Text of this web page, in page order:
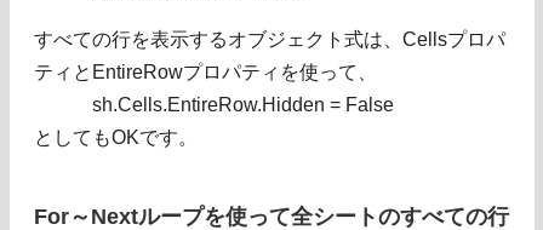
すべての行を表示するオブジェクト式は、Cellsプロパ
ティとEntireRowプロパティを使って、
sh.Cells.EntireRow.Hidden = False
としてもOKです。
For～Nextループを使って全シートのすべての行